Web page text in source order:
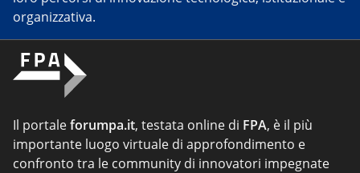
organizzativa.
Il portaleforumpa.it, testata online di FPA, è il più
importante luogo virtuale di approfondimento e
confronto tra le community di innovatori impegnate